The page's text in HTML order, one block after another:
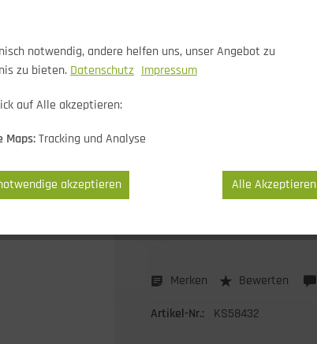
2er Set
Lieferzeit ca. 1-3 Werktage
Merken Bewerten
Artikel-Nr.:
KS58432
notwendig, andere helfen uns, unser Angebot zu
zu bieten. Datenschutz Impressum
auf Alle akzeptieren:
Maps:Tracking und Analyse
akzeptieren Alle Akzeptieren